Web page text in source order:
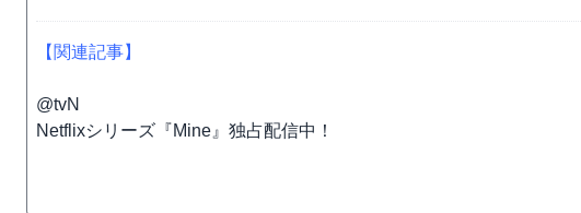
【関連記事】
@tvN
Netflixシリーズ『Mine』独占配信中！